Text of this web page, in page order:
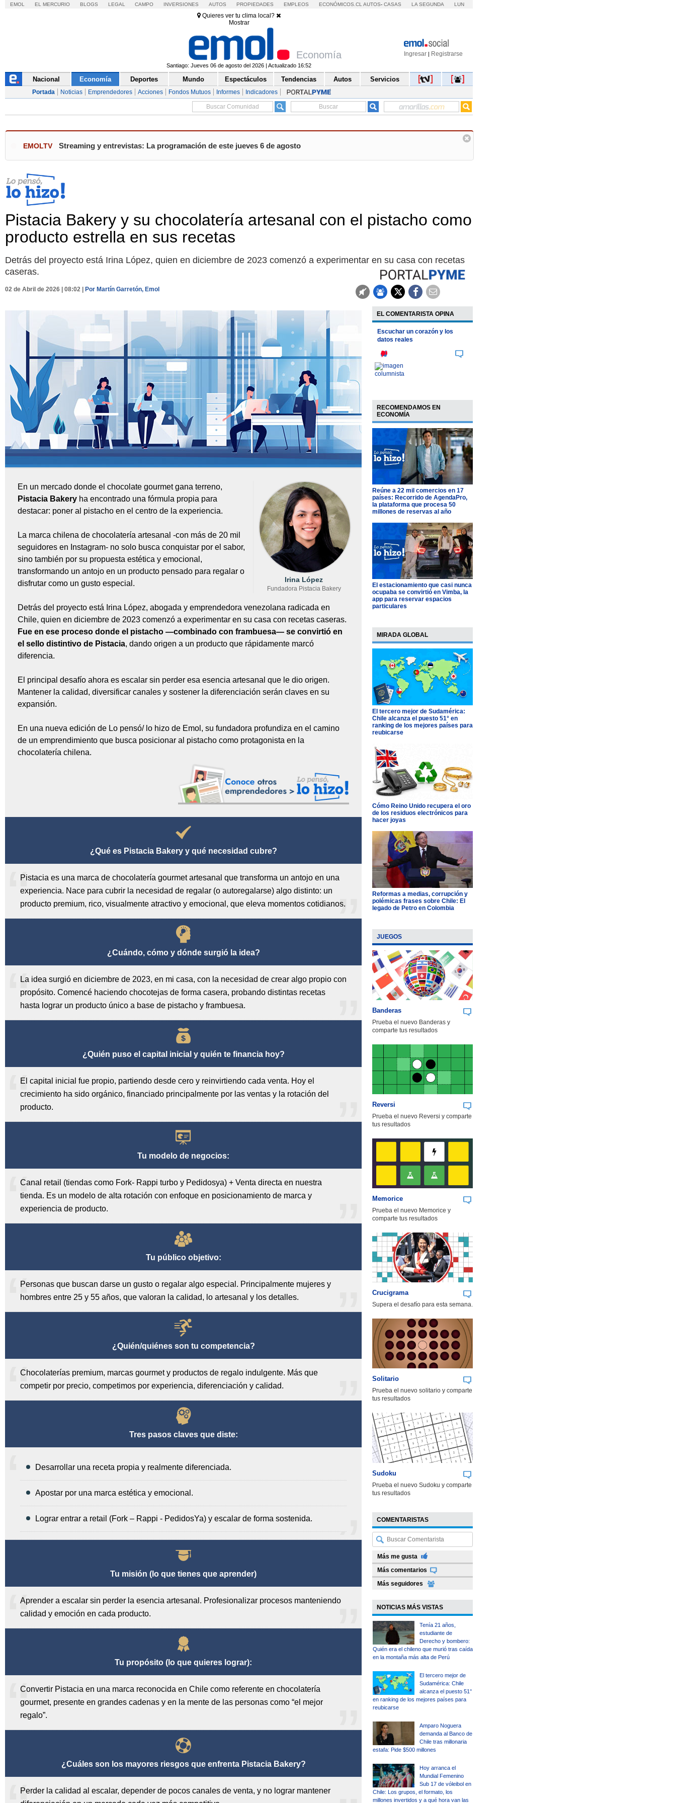
EMOL EL MERCURIO BLOGS LEGAL CAMPO INVERSIONES AUTOS PROPIEDADES EMPLEOS ECONÓMICOS.CL AUTOS- CASAS LA SEGUNDA LUN
Quieres ver tu clima local?
Mostrar
Ingresar | Registrarse
Economía
Santiago: Jueves 06 de agosto del 2026 | Actualizado 16:52
Nacional Economía Deportes Mundo Espectáculos Tendencias Autos Servicios
Portada Noticias Emprendedores Acciones Fondos Mutuos Informes Indicadores
EMOLTV Streaming y entrevistas: La programación de este jueves 6 de agosto
Pistacia Bakery y su chocolatería artesanal con el pistacho como
producto estrella en sus recetas
Detrás del proyecto está Irina López, quien en diciembre de 2023 comenzó a experimentar en su casa con recetas
caseras.
02 de Abril de 2026 | 08:02 | Por Martín Garretón, Emol
Irina López
Fundadora Pistacia Bakery
En un mercado donde el chocolate gourmet gana terreno,
Pistacia Bakery ha encontrado una fórmula propia para
destacar: poner al pistacho en el centro de la experiencia.
La marca chilena de chocolatería artesanal -con más de 20 mil
seguidores en Instagram- no solo busca conquistar por el sabor,
sino también por su propuesta estética y emocional,
transformando un antojo en un producto pensado para regalar o
disfrutar como un gusto especial.
Detrás del proyecto está Irina López, abogada y emprendedora venezolana radicada en
Chile, quien en diciembre de 2023 comenzó a experimentar en su casa con recetas caseras.
Fue en ese proceso donde el pistacho —combinado con frambuesa— se convirtió en
el sello distintivo de Pistacia, dando origen a un producto que rápidamente marcó
diferencia.
El principal desafío ahora es escalar sin perder esa esencia artesanal que le dio origen.
Mantener la calidad, diversificar canales y sostener la diferenciación serán claves en su
expansión.
En una nueva edición de Lo pensó/ lo hizo de Emol, su fundadora profundiza en el camino
de un emprendimiento que busca posicionar al pistacho como protagonista en la
chocolatería chilena.
¿Qué es Pistacia Bakery y qué necesidad cubre?
Pistacia es una marca de chocolatería gourmet artesanal que transforma un antojo en una
experiencia. Nace para cubrir la necesidad de regalar (o autoregalarse) algo distinto: un
producto premium, rico, visualmente atractivo y emocional, que eleva momentos cotidianos.
¿Cuándo, cómo y dónde surgió la idea?
La idea surgió en diciembre de 2023, en mi casa, con la necesidad de crear algo propio con
propósito. Comencé haciendo chocotejas de forma casera, probando distintas recetas
hasta lograr un producto único a base de pistacho y frambuesa.
¿Quién puso el capital inicial y quién te financia hoy?
El capital inicial fue propio, partiendo desde cero y reinvirtiendo cada venta. Hoy el
crecimiento ha sido orgánico, financiado principalmente por las ventas y la rotación del
producto.
Tu modelo de negocios:
Canal retail (tiendas como Fork- Rappi turbo y Pedidosya) + Venta directa en nuestra
tienda. Es un modelo de alta rotación con enfoque en posicionamiento de marca y
experiencia de producto.
Tu público objetivo:
Personas que buscan darse un gusto o regalar algo especial. Principalmente mujeres y
hombres entre 25 y 55 años, que valoran la calidad, lo artesanal y los detalles.
¿Quién/quiénes son tu competencia?
Chocolaterías premium, marcas gourmet y productos de regalo indulgente. Más que
competir por precio, competimos por experiencia, diferenciación y calidad.
Tres pasos claves que diste:
Desarrollar una receta propia y realmente diferenciada.
Apostar por una marca estética y emocional.
Lograr entrar a retail (Fork – Rappi - PedidosYa) y escalar de forma sostenida.
Tu misión (lo que tienes que aprender)
Aprender a escalar sin perder la esencia artesanal. Profesionalizar procesos manteniendo
calidad y emoción en cada producto.
Tu propósito (lo que quieres lograr):
Convertir Pistacia en una marca reconocida en Chile como referente en chocolatería
gourmet, presente en grandes cadenas y en la mente de las personas como “el mejor
regalo”.
¿Cuáles son los mayores riesgos que enfrenta Pistacia Bakery?
Perder la calidad al escalar, depender de pocos canales de venta, y no lograr mantener
EL COMENTARISTA OPINA
Escuchar un corazón y los
datos reales
RECOMENDAMOS EN
ECONOMÍA
Reúne a 22 mil comercios en 17
países: Recorrido de AgendaPro,
la plataforma que procesa 50
millones de reservas al año
El estacionamiento que casi nunca
ocupaba se convirtió en Vimba, la
app para reservar espacios
particulares
MIRADA GLOBAL
El tercero mejor de Sudamérica:
Chile alcanza el puesto 51° en
ranking de los mejores países para
reubicarse
Cómo Reino Unido recupera el oro
de los residuos electrónicos para
hacer joyas
Reformas a medias, corrupción y
polémicas frases sobre Chile: El
legado de Petro en Colombia
JUEGOS
Banderas
Prueba el nuevo Banderas y
comparte tus resultados
Reversi
Prueba el nuevo Reversi y comparte
tus resultados
Memorice
Prueba el nuevo Memorice y
comparte tus resultados
Crucigrama
Supera el desafío para esta semana.
Solitario
Prueba el nuevo solitario y comparte
tus resultados
Sudoku
Prueba el nuevo Sudoku y comparte
tus resultados
COMENTARISTAS
Más me gusta
Más comentarios
Más seguidores
NOTICIAS MÁS VISTAS
Tenía 21 años,
estudiante de
Derecho y bombero:
Quién era el chileno que murió tras caída
en la montaña más alta de Perú
El tercero mejor de
Sudamérica: Chile
alcanza el puesto 51°
en ranking de los mejores países para
reubicarse
Amparo Noguera
demanda al Banco de
Chile tras millonaria
estafa: Pide $500 millones
Hoy arranca el
Mundial Femenino
Sub 17 de vóleibol en
Chile: Los grupos, el formato, los
millones invertidos y a qué hora van las